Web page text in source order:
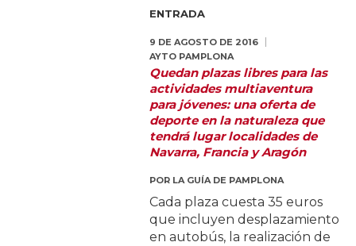
ENTRADA
9 DE AGOSTO DE 2016
AYTO PAMPLONA
Quedan plazas libres para las
actividades multiaventura
para jóvenes: una oferta de
deporte en la naturaleza que
tendrá lugar localidades de
Navarra, Francia y Aragón
POR LA GUÍA DE PAMPLONA
Cada plaza cuesta 35 euros
que incluyen desplazamiento
en autobús, la realización de